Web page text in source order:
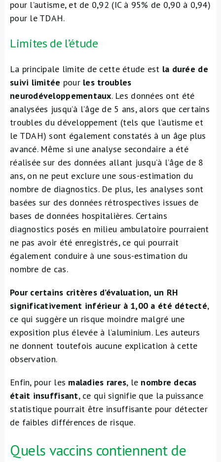
pour l’autisme, et de 0,92 (IC à 95% de 0,90 à 0,94)
pour le TDAH.
Limites de l’étude
La principale limite de cette étude est la durée de
suivi limitée pourles troubles
neurodéveloppementaux. Les données ont été
analysées jusqu’à l’âge de 5 ans, alors que certains
troubles du développement (tels que l’autisme et
le TDAH) sont également constatés à un âge plus
avancé. Même si une analyse secondaire a été
réalisée sur des données allant jusqu’à l’âge de 8
ans, on ne peut exclure une sous-estimation du
nombre de diagnostics. De plus, les analyses sont
basées sur des données rétrospectives issues de
bases de données hospitalières. Certains
diagnostics posés en milieu ambulatoire pourraient
ne pas avoir été enregistrés, ce qui pourrait
également conduire à une sous-estimation du
nombre de cas.
Pour certains critères d’évaluation, un RH
significativement inférieur à 1,00 a été détecté,
ce qui suggère un risque moindre malgré une
exposition plus élevée à l’aluminium. Les auteurs
ne donnent toutefois aucune explication à cette
observation.
Enfin, pour les maladies rares, le nombre decas
était insuffisant, ce qui signifie que la puissance
statistique pourrait être insuffisante pour détecter
de faibles différences de risque.
Quels vaccins contiennent de